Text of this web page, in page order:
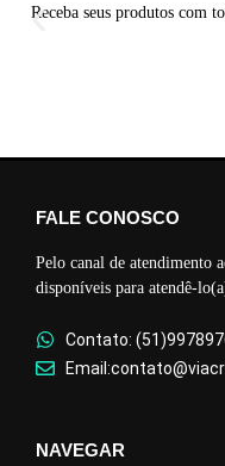
Receba seus produtos com
FALE CONOSCO
Pelo canal de atendimento
disponíveis para atendê-
Contato:
NAVEGAR